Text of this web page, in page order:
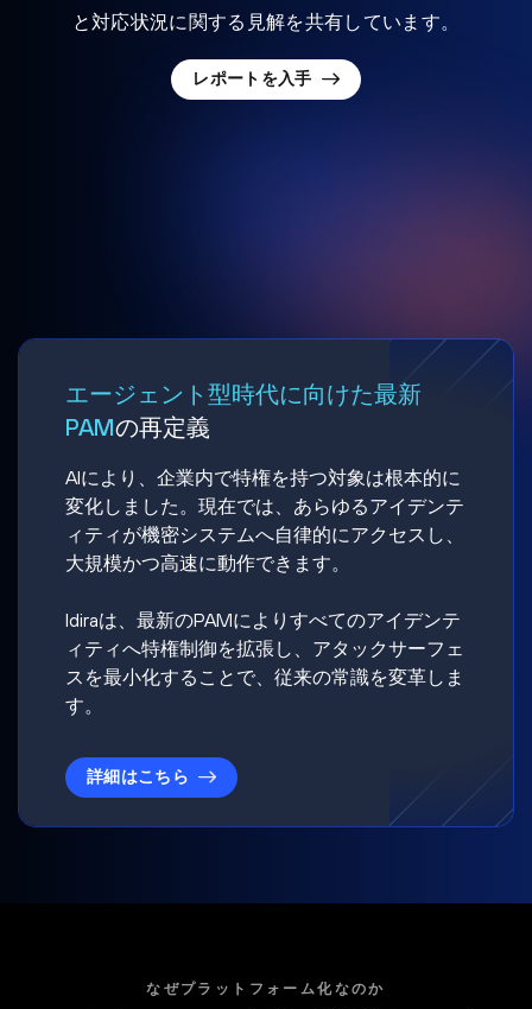
と対応状況に関する見解を共有しています。
レポートを入手
エージェント型時代に向けた最新
PAMの再定義
AIにより、企業内で特権を持つ対象は根本的に
変化しました。現在では、あらゆるアイデンテ
ィティが機密システムへ自律的にアクセスし、
大規模かつ高速に動作できます。
Idiraは、最新のPAMによりすべてのアイデンテ
ィティへ特権制御を拡張し、アタックサーフェ
スを最小化することで、従来の常識を変革しま
す。
詳細はこちら
なぜプラットフォーム化なのか